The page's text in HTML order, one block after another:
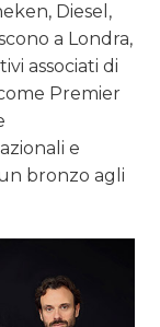
Diesel,
a Londra,
associati di
Premier
e
bronzo agli